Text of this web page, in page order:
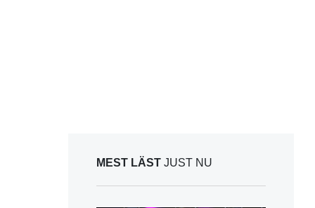
MEST LÄST JUST NU